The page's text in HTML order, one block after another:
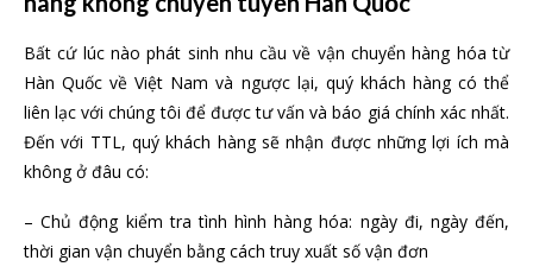
Bất cứ lúc nào phát sinh nhu cầu về vận chuyển hàng hóa từ
Hàn Quốc về Việt Nam và ngược lại, quý khách hàng có thể
liên lạc với chúng tôi để được tư vấn và báo giá chính xác nhất.
Đến với TTL, quý khách hàng sẽ nhận được những lợi ích mà
không ở đâu có:
– Chủ động kiểm tra tình hình hàng hóa: ngày đi, ngày đến,
thời gian vận chuyển bằng cách truy xuất số vận đơn